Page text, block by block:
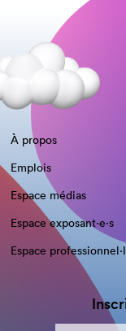
À propos
Emplois
Espace médias
Espace exposant·e⋅s
Espace